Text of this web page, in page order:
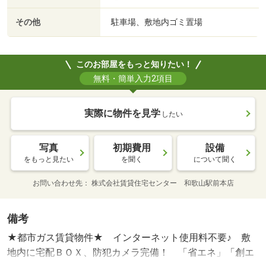
その他 駐車場、敷地内ゴミ置場
このお部屋をもっと知りたい！
無料・簡単入力2項目
実際に物件を見学 したい
写真
をもっと見たい
初期費用
を聞く
設備
について聞く
お問い合わせ先 株式会社賃貸住宅センター 和歌山駅前本店
備考
★都市ガス賃貸物件★ インターネット使用料不要♪ 敷
地内に宅配ＢＯＸ、防犯カメラ完備！ 「省エネ」「創エ